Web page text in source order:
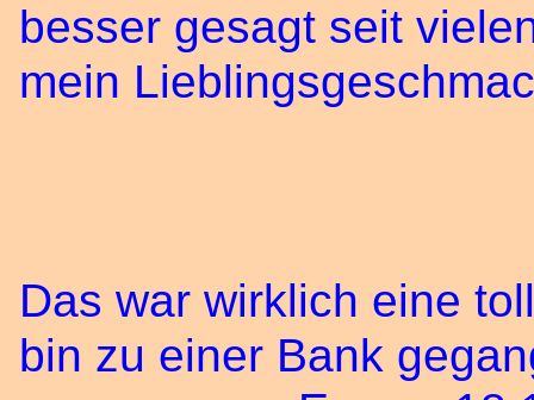
besser gesagt seit
mein
Das war wirklich eine
bin zu einer Bank